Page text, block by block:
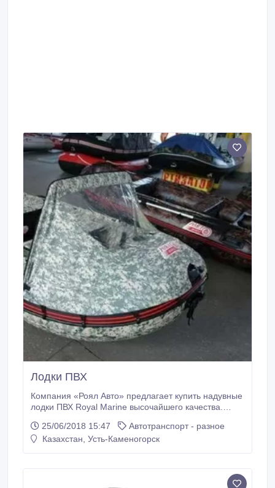
Лодки ПВХ
Компания «Роял Авто» предлагает купить надувные
лодки ПВХ Royal Marine высочайшего качества.
настолько широк, что удовлетворит любое ваше
требование. Широкий ценовой диапазон позволит
25/06/2018 15:47
Автотранспорт - разное
Казахстан, Усть-Каменогорск